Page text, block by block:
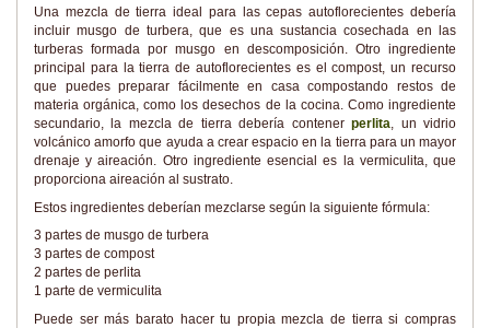
Una mezcla de tierra ideal para las cepas autoflorecientes debería
incluir musgo de turbera, que es una sustancia cosechada en las
turberas formada por musgo en descomposición. Otro ingrediente
principal para la tierra de autoflorecientes es el compost, un recurso
que puedes preparar fácilmente en casa compostando restos de
materia orgánica, como los desechos de la cocina. Como ingrediente
secundario, la mezcla de tierra debería contenerperlita, un vidrio
volcánico amorfo que ayuda a crear espacio en la tierra para un mayor
drenaje y aireación. Otro ingrediente esencial es la vermiculita, que
proporciona aireación al sustrato.
Estos ingredientes deberían mezclarse según la siguiente fórmula:
3 partes de musgo de turbera
3 partes de compost
2 partes de perlita
1 parte de vermiculita
Puede ser más barato hacer tu propia mezcla de tierra si compras